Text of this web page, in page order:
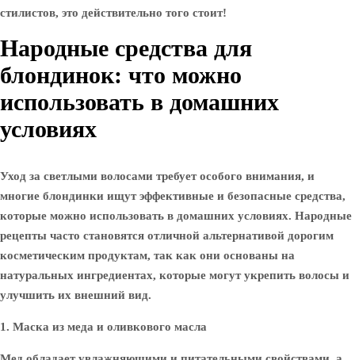
стилистов, это действительно того стоит!
Народные средства для
блондинок: что можно
использовать в домашних
условиях
Уход за светлыми волосами требует особого внимания, и
многие блондинки ищут эффективные и безопасные средства,
которые можно использовать в домашних условиях. Народные
рецепты часто становятся отличной альтернативой дорогим
косметическим продуктам, так как они основаны на
натуральных ингредиентах, которые могут укрепить волосы и
улучшить их внешний вид.
1. Маска из меда и оливкового масла